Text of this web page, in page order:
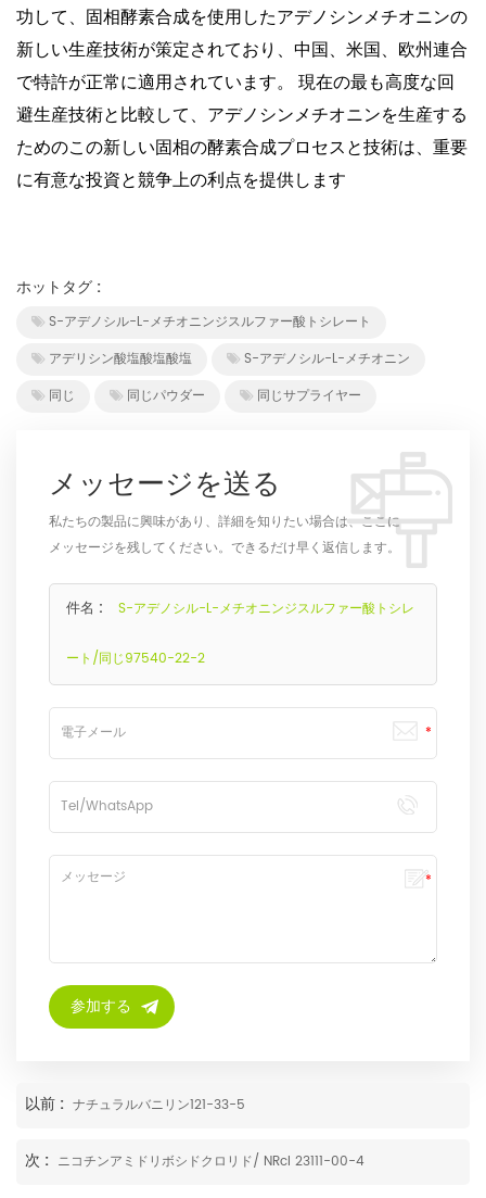
功して、固相酵素合成を使用したアデノシンメチオニンの
新しい生産技術が策定されており、中国、米国、欧州連合
で特許が正常に適用されています。 現在の最も高度な回
避生産技術と比較して、アデノシンメチオニンを生産する
ためのこの新しい固相の酵素合成プロセスと技術は、重要
に有意な投資と競争上の利点を提供します
ホットタグ :
S-アデノシル-L-メチオニンジスルファー酸トシレート
アデリシン酸塩酸塩酸塩
S-アデノシル-L-メチオニン
同じ
同じパウダー 同じサプライヤー
メッセージを送る
私たちの製品に興味があり、詳細を知りたい場合は、ここに
メッセージを残してください。できるだけ早く返信します。
件名 : S-アデノシル-L-メチオニンジスルファー酸トシレ
ート/同じ97540-22-2
以前 : ナチュラルバニリン121-33-5
次 : ニコチンアミドリボシドクロリド/ NRcl 23111-00-4